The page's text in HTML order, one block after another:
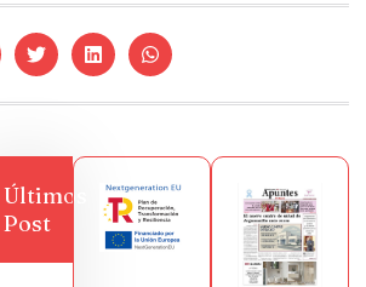
Últimos
Post